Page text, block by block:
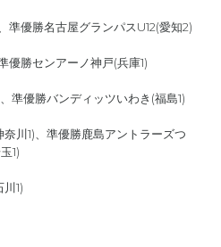
準優勝名古屋グランパスU12(愛知2)
優勝センアーノ神戸(兵庫1)
準優勝バンディッツいわき(福島1)
川1)、準優勝鹿島アントラーズつ
1)
1)